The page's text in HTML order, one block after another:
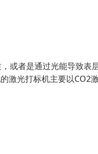
或者是通过光能导致表
激光打标机主要以CO2